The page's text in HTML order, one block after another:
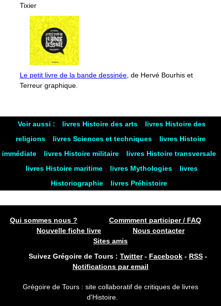
Tixier
Le petit livre de la bande dessinée, de Hervé Bourhis et
Terreur graphique.
Voir aussi : livres Histoire des arts
livres Histoire des
religions
livres Sciences et techniques
livres Histoire
immédiate
livres Histoire militaire
livres Histoire transversale
livres Histoire maritime
livres Mythologies
livres
Historiographie
livres Préhistoire
Qui sommes nous ?
Commment participer / FAQ
Nouvelle fiche livre
Nous contacter
Sites amis
Suivez Grégoire de Tours : Twitter- Facebook - RSS -
Notifications par email
Grégoire de Tours : site collaboratif de critiques de livres
d'Histoire.